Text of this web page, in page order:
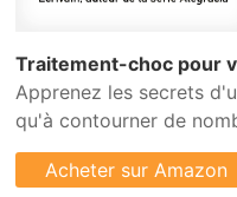
Traitement-choc pour
Apprenez les secrets
qu'à contourner de